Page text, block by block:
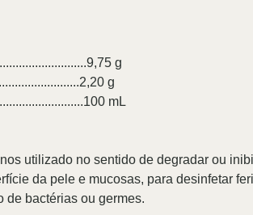
g
g
mL
utilizado no sentido de degradar ou
da pele e mucosas, para desinfetar
de bactérias ou germes.